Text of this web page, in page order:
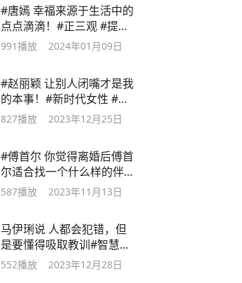
#唐嫣 幸福来源于生活中的
点点滴滴！#正三观 #提升
自己
991播放 2024年01月09日
#赵丽颖 让别人闭嘴才是我
的本事！#新时代女性 #人
生感悟
827播放 2023年12月25日
#傅首尔 你觉得离婚后傅首
尔适合找一个什么样的伴
侣？#智慧生活
587播放 2023年11月13日
马伊琍说 人都会犯错，但
是要懂得吸取教训#智慧人
生
552播放 2023年12月28日